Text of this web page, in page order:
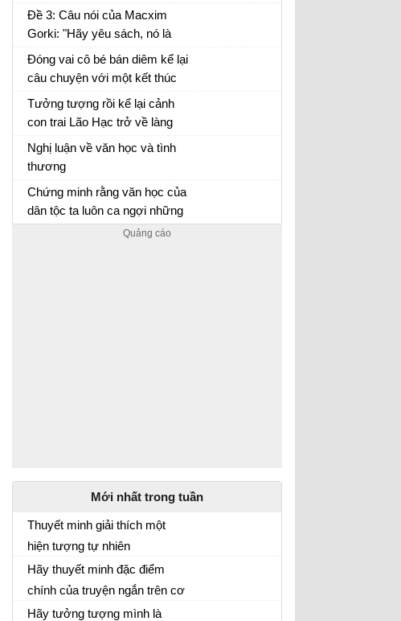
sĩ, hãy nêu suy nghĩ của em
về vai trò của người lãnh đạo
anh minh...
Đề 3: Câu nói của Macxim
Gorki: "Hãy yêu sách, nó là
nguồn kiến thức, chỉ có kiến
thức là con đường sống" gợi
cho em suy nghĩ gì?
Đóng vai cô bé bán diêm kể lại
câu chuyện với một kết thúc
mới
Đóng vai cô bé bán diêm kể lại câu chuyện về
cuộc đời mình với các kết thúc khác nhau
Tưởng tượng rồi kể lại cảnh
con trai Lão Hạc trở về làng
và thăm mộ cha
Hãy tưởng tượng mình là con trai Lão Hạc để
kể lại câu chuyện ngày trở về quê hương thăm
Nghị luận về văn học và tình
thương
Viết một bài văn nghị luận về văn học và tình
thương lớp 8
Chứng minh rằng văn học của
dân tộc ta luôn ca ngợi những
ai biết “thương người như thể
Văn học và tình thương
Mới nhất trong tuần
Thuyết minh giải thích một
hiện tượng tự nhiên
11 bài Thuyết minh giải thích hiện tượng tự
Hãy thuyết minh đặc điểm
chính của truyện ngắn trên cơ
sở các truyện ngắn đã học:
Bài tập 1 trang 154 sgk Ngữ Văn 8
Hãy tưởng tượng mình là